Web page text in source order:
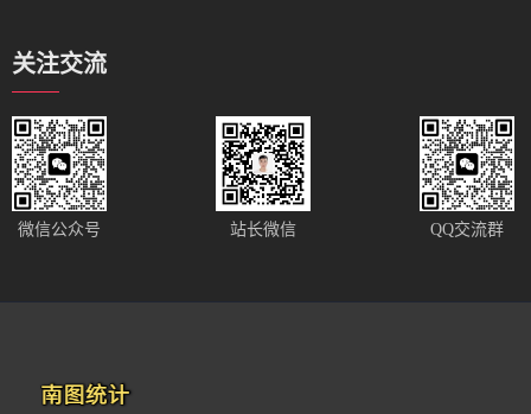
关注交流
微信公众号 站长微信 QQ交流群